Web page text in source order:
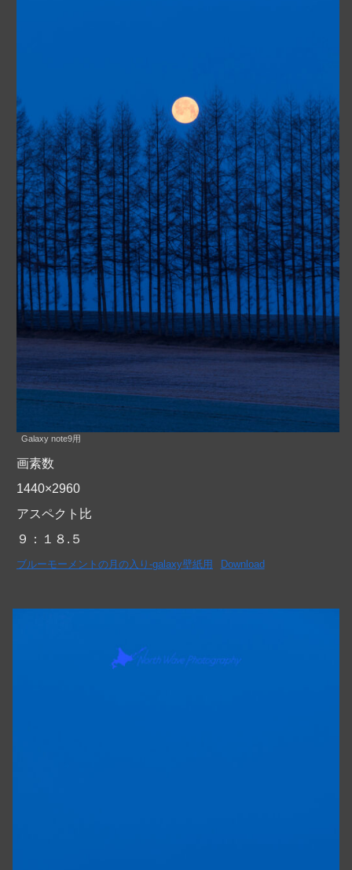
Galaxy note9用
画素数
1440×2960
アスペクト比
９：１８.５
ブルーモーメントの月の入り-galaxy壁紙用 Download